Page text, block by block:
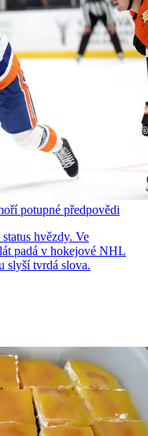
potupné předpovědi
hvězdy. Ve
padá v hokejové NHL
slyší tvrdá slova.